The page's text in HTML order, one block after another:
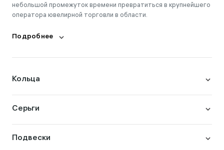
небольшой промежуток времени превратиться в крупнейшего
оператора ювелирной торговли в области.
Подробнее
Кольца
Серьги
Подвески